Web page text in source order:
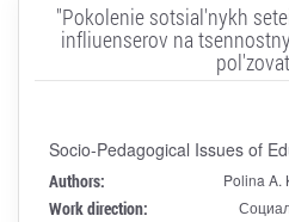
"Pokolenie sotsial'nykh
infliuenserov na
Socio-Pedagogical Issues of
Authors: Polina A.
Work direction: